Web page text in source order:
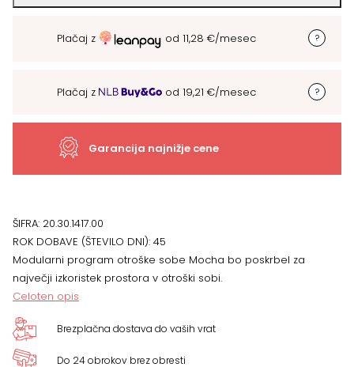
Mocha
Plačaj z od 11,28 €/mesec
Plačaj z od 19,21 €/mesec
Garancija najnižje cene
ŠIFRA: 20.30.1417.00
ROK DOBAVE (ŠTEVILO DNI): 45
Modularni program otroške sobe Mocha bo poskrbel za
največji izkoristek prostora v otroški sobi.
Celoten opis
Brezplačna dostava do vaših vrat
Do 24 obrokov brez obresti